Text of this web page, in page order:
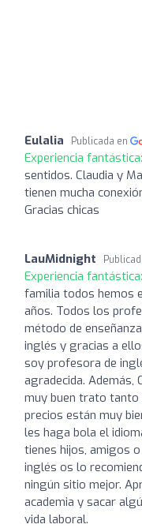
Eulalia Publicada en
Experiencia fantástica:
sentidos. Claudia y
tienen mucha
Gracias chicas
LauMidnight
Experiencia fantástica:
familia todos hemos
años. Todos los
método de
inglés y gracias a
soy profesora de
agradecida. Además,
muy buen trato tanto
precios están muy
les haga bola el
tienes hijos, amigos
inglés os lo
ningún sitio mejor.
academia y sacar
vida laboral.